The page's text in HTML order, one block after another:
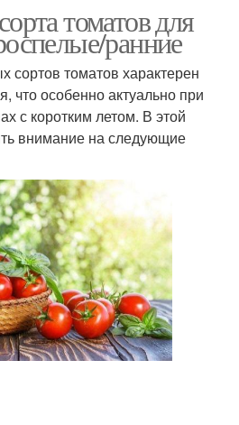
томатов для
ранние
сортов томатов характерен
что особенно актуально при
с коротким летом. В этой
внимание на следующие